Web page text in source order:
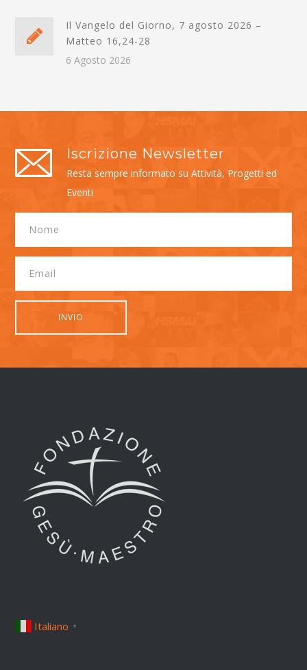
Il Vangelo del Giorno, 7 agosto 2026 –
Matteo 16,24-28
6 Agosto 2026
Iscrizione Newsletter
Resta sempre informato su Attività, Progetti ed
Eventi
Italiano ▼